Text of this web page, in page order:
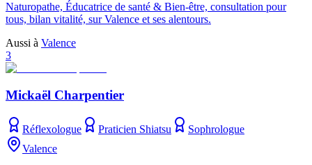
Naturopathe, Éducatrice de santé & Bien-être, consultation pour
tous, bilan vitalité, sur Valence et ses alentours.
Aussi à Valence
3
Mickaël Charpentier
Réflexologue Praticien Shiatsu
Sophrologue
Valence